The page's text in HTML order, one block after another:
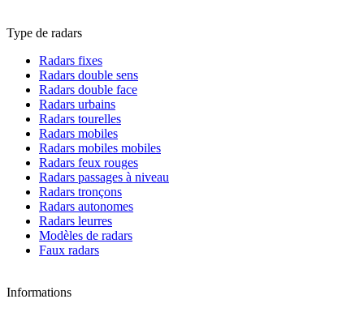
Type de radars
Radars fixes
Radars double sens
Radars double face
Radars urbains
Radars tourelles
Radars mobiles
Radars mobiles mobiles
Radars feux rouges
Radars passages à niveau
Radars tronçons
Radars autonomes
Radars leurres
Modèles de radars
Faux radars
Informations